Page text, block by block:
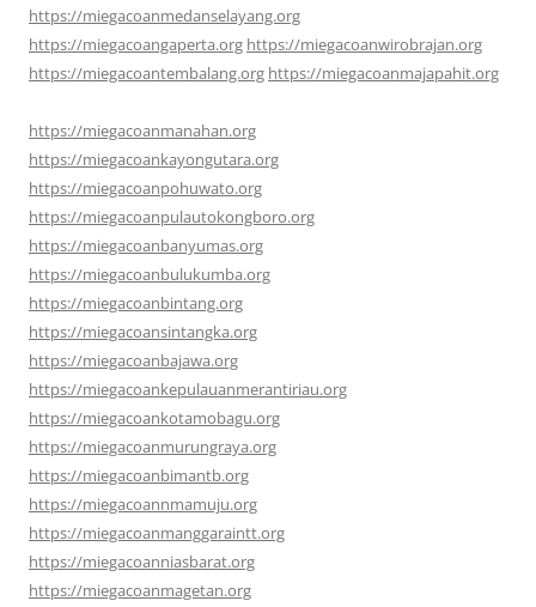
https://miegacoanmedanselayang.org
https://miegacoangaperta.org https://miegacoanwirobrajan.org
https://miegacoantembalang.org https://miegacoanmajapahit.org
https://miegacoanmanahan.org
https://miegacoankayongutara.org
https://miegacoanpohuwato.org
https://miegacoanpulautokongboro.org
https://miegacoanbanyumas.org
https://miegacoanbulukumba.org
https://miegacoanbintang.org
https://miegacoansintangka.org
https://miegacoanbajawa.org
https://miegacoankepulauanmerantiriau.org
https://miegacoankotamobagu.org
https://miegacoanmurungraya.org
https://miegacoanbimantb.org
https://miegacoannmamuju.org
https://miegacoanmanggaraintt.org
https://miegacoanniasbarat.org
https://miegacoanmagetan.org